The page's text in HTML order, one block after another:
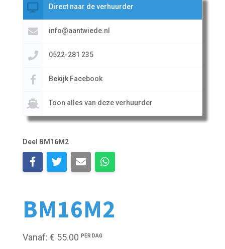
BM16M2
Vanaf: € 55.00 PER DAG
Direct naar de verhuurder
info@aantwiede.nl
0522-281 235
Bekijk Facebook
Toon alles van deze verhuurder
Deel BM16M2